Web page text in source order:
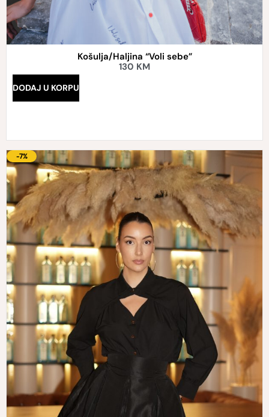
Košulja/Haljina “Voli sebe”
130 KM
DODAJ U KORPU
-7%